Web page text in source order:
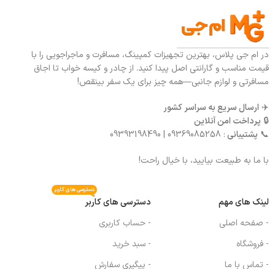
در ام جی پلاس، بهترین تجهیزات کمپینگ، مسافرت و ماجراجویی را با
قیمت مناسب و گارانتی اصل پیدا کنید. از چادر و کیسه خواب تا اجاق
مسافرتی و لوازم جانبی—همه چیز برای یک سفر بینقص!
✈️ ارسال سریع به سراسر کشور
🔒 پرداخت امن آنلاین
📞 پشتیبانی: 09369085258 | 09393198490
با ما به طبیعت بیایید، با خیال راحت!
لینک های مهم
- صفحه اصلی
- فروشگاه
- تماس با ما
دسترسی های کاربر
دسترسی های کاربر
- حساب کاربری
- سبد خرید
- پیگیری سفارش